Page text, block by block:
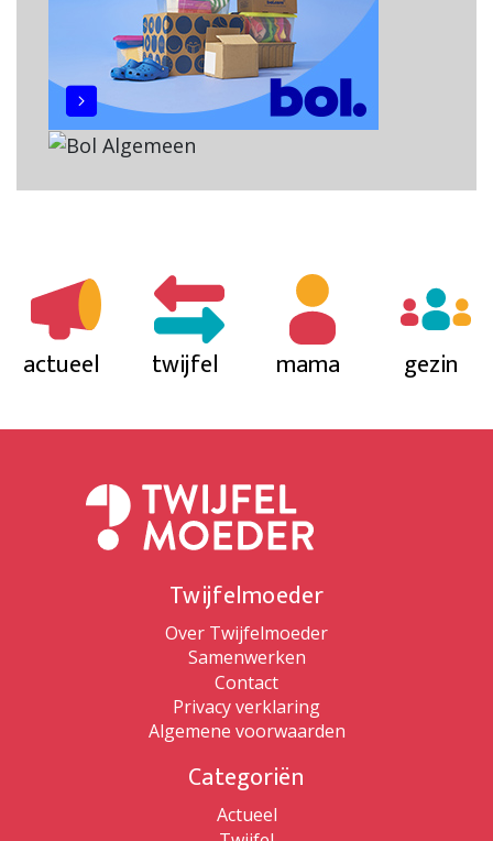
actueel twijfel mama gezin
Twijfelmoeder
Over Twijfelmoeder
Samenwerken
Contact
Privacy verklaring
Algemene voorwaarden
Categoriën
Actueel